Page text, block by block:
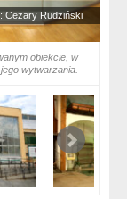
Cezary Rudziński
obiekcie, w
wytwarzania.